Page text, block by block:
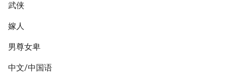
武侠
嫁人
男尊女卑
中文/中国语